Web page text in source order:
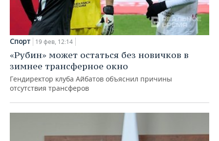
Спорт 19 фев, 12:14
«Рубин» может остаться без новичков в
зимнее трансферное окно
Гендиректор клуба Айбатов объяснил причины
отсутствия трансферов